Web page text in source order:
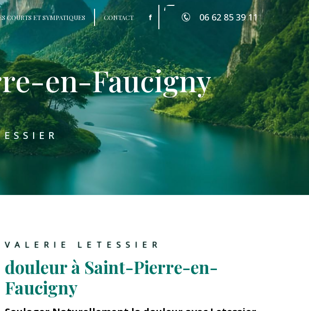
COURTS ET SYMPATIQUES CONTACT 06 62 85 39 11
en-Faucigny
VALERIE LETESSIER
douleur à Saint-Pierre-en-
Faucigny